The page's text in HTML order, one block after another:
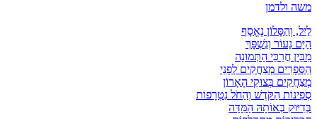
משה ולדמן
לַיִל, וְהַסָּלוֹן נֶאֱסָף
הַיָּם נֵעוֹר וְנִשְׁפָּךְ
מִבֵּין חֲרַכֵּי הַתְּמוּנָה
הַסְּפָרִים מְצַחֲקִים לְפָנַי
מְצַחֲקִים בְּצוּקֵי הָאָרוֹן
סְפִינוֹת הַקֹּדֶשׁ וְהַחֹל נִטְרָפוֹת
בְּדִיּוּק בְּאוֹתָהּ הַמִּדָּה